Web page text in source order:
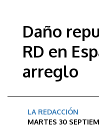
Daño
RD en
arreglo
LA REDACCIÓN
MARTES 30